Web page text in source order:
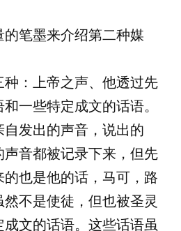
笔墨来介绍第二种媒
：上帝之声、他透过先
一些特定成文的话语。
发出的声音，说出的
音都被记录下来，但先
也是他的话，马可，路
不是使徒，但也被圣灵
文的话语。这些话语虽